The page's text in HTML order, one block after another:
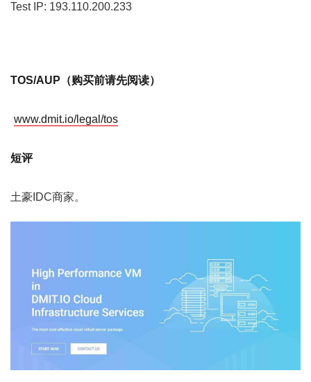
Test IP: 193.110.200.233
TOS/AUP（购买前请先阅读）
www.dmit.io/legal/tos
短评
土豪IDC商家。